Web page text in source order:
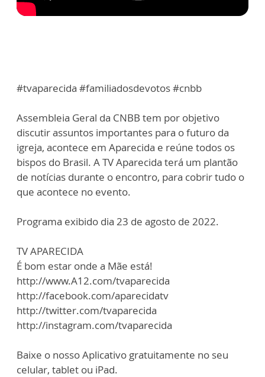
#tvaparecida #familiadosdevotos #cnbb
Assembleia Geral da CNBB tem por objetivo
discutir assuntos importantes para o futuro da
igreja, acontece em Aparecida e reúne todos os
bispos do Brasil. A TV Aparecida terá um plantão
de notícias durante o encontro, para cobrir tudo o
que acontece no evento.
Programa exibido dia 23 de agosto de 2022.
TV APARECIDA
É bom estar onde a Mãe está!
http://www.A12.com/tvaparecida
http://facebook.com/aparecidatv
http://twitter.com/tvaparecida
http://instagram.com/tvaparecida
Baixe o nosso Aplicativo gratuitamente no seu
celular, tablet ou iPad.